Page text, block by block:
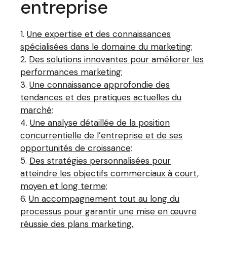
entreprise
Une expertise et des connaissances
spécialisées dans le domaine du marketing;
Des solutions innovantes pour améliorer les
performances marketing;
Une connaissance approfondie des
tendances et des pratiques actuelles du
marché;
Une analyse détaillée de la position
concurrentielle de l’entreprise et de ses
opportunités de croissance;
Des stratégies personnalisées pour
atteindre les objectifs commerciaux à court,
moyen et long terme;
Un accompagnement tout au long du
processus pour garantir une mise en œuvre
réussie des plans marketing.